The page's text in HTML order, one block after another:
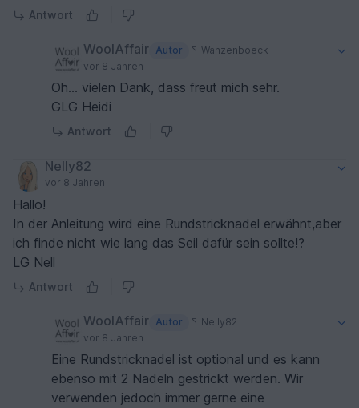
Antwort
WoolAffair Autor
Wanzenboeck
vor 8 Jahren
Oh... vielen Dank, dass freut mich sehr.
GLG Heidi
Antwort
Nelly82
vor 8 Jahren
Hallo!
In der Anleitung wird eine Rundstricknadel erwähnt,aber
ich finde nicht wie lang das Seil dafür sein sollte!?
LG Nell
Antwort
WoolAffair Autor
Nelly82
vor 8 Jahren
Eine Rundstricknadel ist optional und es kann
ebenso mit 2 Nadeln gestrickt werden. Wir
verwenden jedoch immer gerne eine